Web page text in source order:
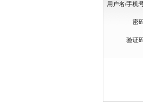
用户名/手机
密
验证